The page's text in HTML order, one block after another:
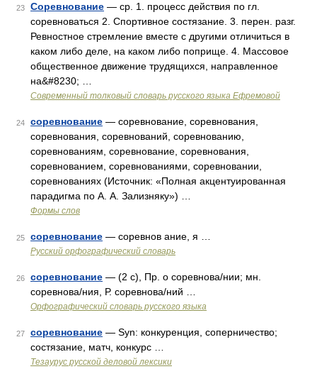
23 Соревнование — ср. 1. процесс действия по гл.
соревноваться 2. Спортивное состязание. 3. перен. разг.
Ревностное стремление вместе с другими отличиться в
каком либо деле, на каком либо поприще. 4. Массовое
общественное движение трудящихся, направленное
на&#8230; …
Современный толковый словарь русского языка Ефремовой
24 соревнование — соревнование, соревнования,
соревнования, соревнований, соревнованию,
соревнованиям, соревнование, соревнования,
соревнованием, соревнованиями, соревновании,
соревнованиях (Источник: «Полная акцентуированная
парадигма по А. А. Зализняку») …
Формы слов
25 соревнование — соревнов ание, я …
Русский орфографический словарь
26 соревнование — (2 с), Пр. о соревнова/нии; мн.
соревнова/ния, Р. соревнова/ний …
Орфографический словарь русского языка
27 соревнование — Syn: конкуренция, соперничество;
состязание, матч, конкурс …
Тезаурус русской деловой лексики